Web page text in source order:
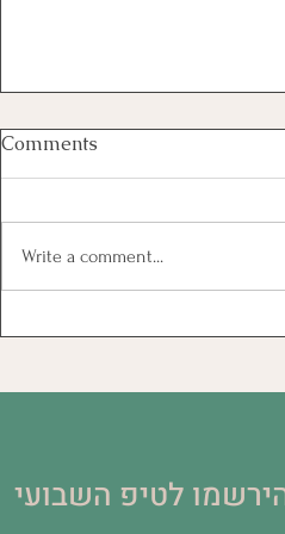
קרקר כוסמת
Comments
Write a comment...
לטיפ השבועי